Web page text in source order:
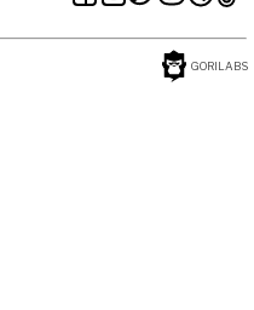
GORILABS